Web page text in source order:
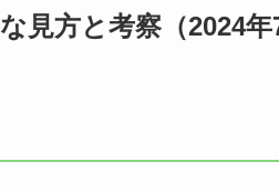
見方と考察（2024年